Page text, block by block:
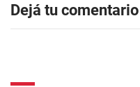
Dejá tu comentario